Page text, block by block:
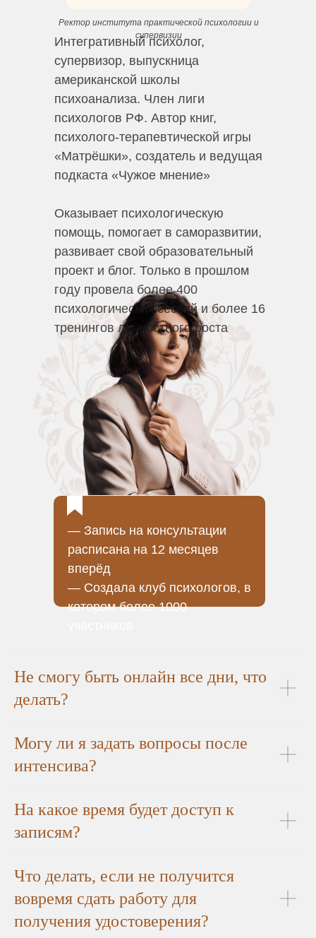
Интегративный психолог,
супервизор, выпускница
американской школы
психоанализа. Член лиги
психологов РФ. Автор книг,
психолого-терапевтической игры
«Матрёшки», создатель и ведущая
подкаста «Чужое мнение»
Оказывает психологическую
помощь, помогает в саморазвитии,
развивает свой образовательный
проект и блог. Только в прошлом
году провела более 400
психологических сессий и более 16
тренингов личностного роста
Ректор института практической психологии и
супервизии
— Запись на консультации
расписана на 12 месяцев
вперёд
— Создала клуб психологов, в
котором более 1000
Не смогу быть онлайн все дни, что
делать?
Могу ли я задать вопросы после
интенсива?
На какое время будет доступ к
записям?
Что делать, если не получится
вовремя сдать работу для
получения удостоверения?